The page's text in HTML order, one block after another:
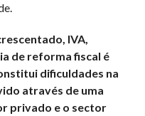
IVA,
de reforma fiscal é
dificuldades na
através de uma
privado e o sector